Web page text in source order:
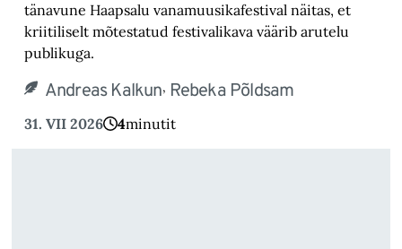
tänavune Haapsalu vanamuusikafestival näitas, et
kriitiliselt mõtestatud festivalikava väärib arutelu
publikuga.
Andreas Kalkun, Rebeka Põldsam
31. VII 2026 4minutit